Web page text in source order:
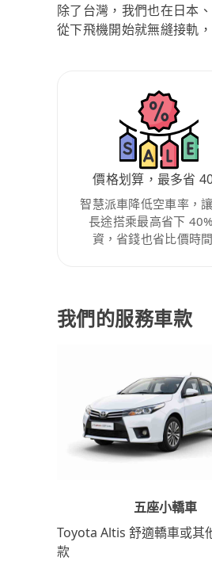
除了台灣，我們也在日本
從下飛機開始就無縫接軌
價格划算，最多省
智慧派車降低空車率，
長途搭乘最高省下
資，省錢也省比價時
我們的服務車款
五座小轎車
Toyota Altis 舒適轎車或其
款